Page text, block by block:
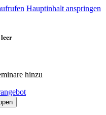
Hauptinhalt anspringen
hinzu